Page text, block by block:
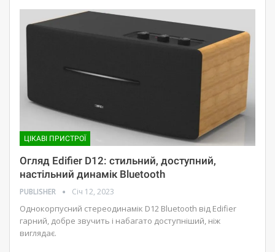
ЦІКАВІ ПРИСТРОЇ
Огляд Edifier D12: стильний, доступний,
настільний динамік Bluetooth
PUBLISHER Січ 12, 2023
Однокорпусний стереодинамік D12 Bluetooth від Edifier
гарний, добре звучить і набагато доступніший, ніж
виглядає.